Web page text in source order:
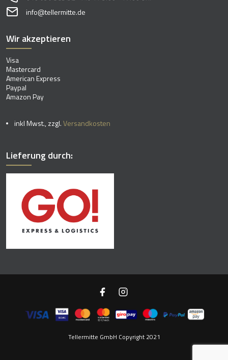
info@tellermitte.de
Wir akzeptieren
Visa
Mastercard
American Express
Paypal
Amazon Pay
inkl Mwst., zzgl.Versandkosten
Lieferung durch:
Tellermitte GmbH Copyright 2021